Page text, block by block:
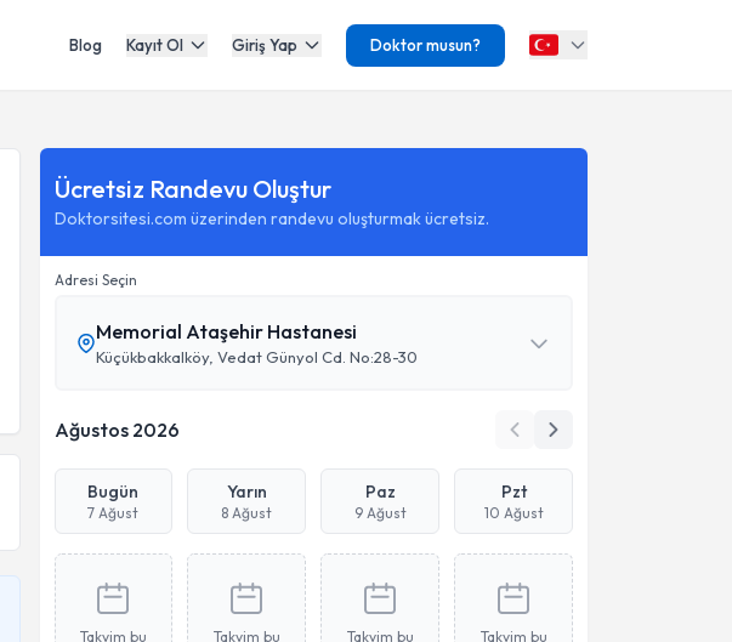
Blog Kayıt Ol Giriş Yap Doktor musun?
Ücretsiz Randevu Oluştur
Doktorsitesi.com üzerinden randevu oluşturmak ücretsiz.
Adresi Seçin
Memorial Ataşehir Hastanesi
Küçükbakkalköy, Vedat Günyol Cd. No:28-30
Ağustos 2026
Bugün
7 Ağust
Yarın
8 Ağust
Paz
9 Ağust
Pzt
10 Ağust
Takvim bu
Takvim bu
Takvim bu
Takvim bu